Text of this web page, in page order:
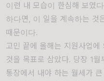
이런 내 모습이 한심해 보였다
하다면 , 이 일을 계속하는 것
때문이다.
고민 끝에 올해는 지원사업
것을 목표로 삼았다. 당장 1월
통장에서 내야 하는 월세가